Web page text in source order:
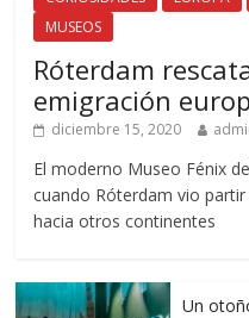
MUSEOS
Róterdam
emigración
diciembre 15, 2020
El moderno Museo Fénix
cuando Róterdam vio
hacia otros continentes
Un